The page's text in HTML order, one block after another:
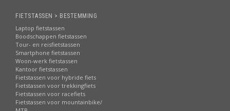
FIETSTASSEN > BESTEMMING
Laptop fietstassen
Boodschappen fietstassen
Tour- en reisfietstassen
Smartphone fietstassen
Woon-werk fietstassen
Kantoor fietstassen
Fietstassen voor hybride fiets
Fietstassen voor trekkingfiets
Fietstassen voor racefiets
Fietstassen voor mountainbike/